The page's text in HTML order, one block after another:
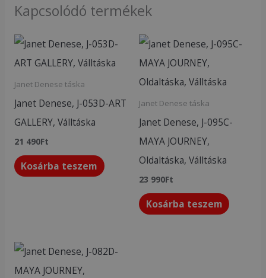
Kapcsolódó termékek
Janet Denese táska
Janet Denese, J-053D-ART
GALLERY, Válltáska
21 490Ft
Kosárba teszem
Janet Denese táska
Janet Denese, J-095C-
MAYA JOURNEY,
Oldaltáska, Válltáska
23 990Ft
Kosárba teszem